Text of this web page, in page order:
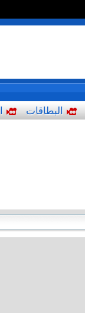
البطاقات